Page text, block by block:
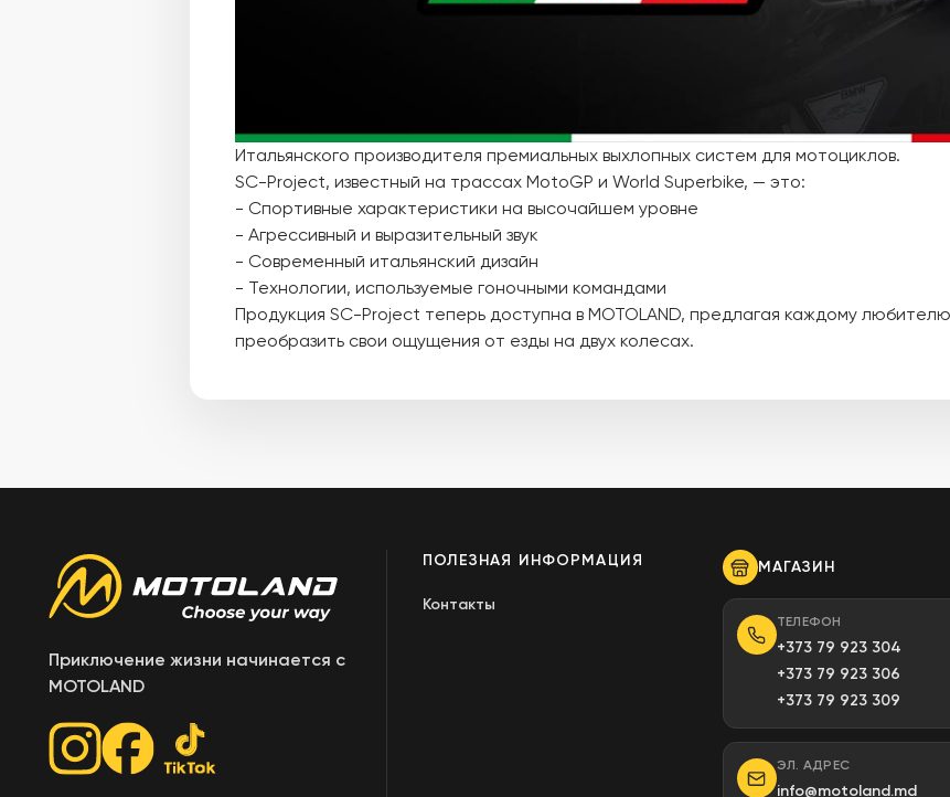
Итальянского производителя премиальных выхлопных систем для мотоциклов.
SC-Project, известный на трассах MotoGP и World Superbike, — это:
- Спортивные характеристики на высочайшем уровне
- Агрессивный и выразительный звук
- Современный итальянский дизайн
- Технологии, используемые гоночными командами
Продукция SC-Project теперь доступна в MOTOLAND, предлагая каждому
преобразить свои ощущения от езды на двух колесах.
Приключение жизни начинается с
MOTOLAND
ПОЛЕЗНАЯ ИНФОРМАЦИЯ
Контакты
МАГАЗИН
ТЕЛЕФОН
+373 79 923 304
+373 79 923 306
+373 79 923 309
ЭЛ. АДРЕС
info@motoland.md